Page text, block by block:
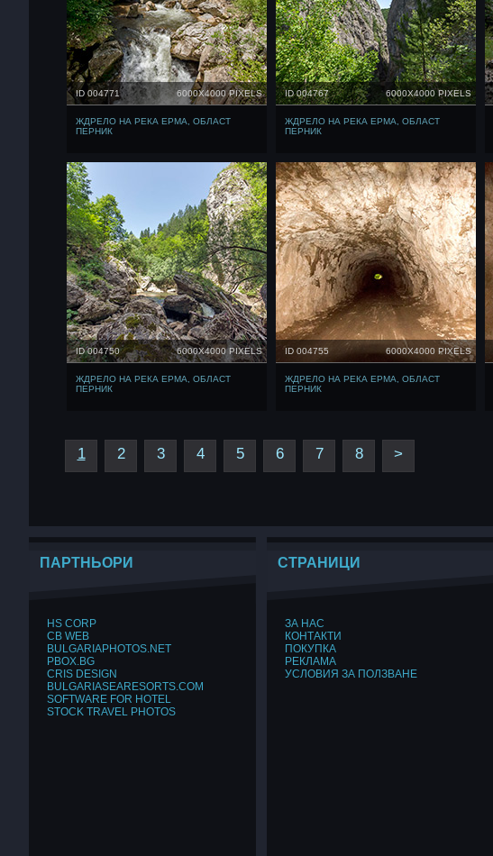
ID 004771 6000X4000 PIXELS
ЖДРЕЛО НА РЕКА ЕРМА, ОБЛАСТ
ПЕРНИК
ID 004767 6000X4000 PIXELS
ЖДРЕЛО НА РЕКА ЕРМА, ОБЛАСТ
ПЕРНИК
ID 004750 6000X4000 PIXELS
ЖДРЕЛО НА РЕКА ЕРМА, ОБЛАСТ
ПЕРНИК
ID 004755 6000X4000 PIXELS
ЖДРЕЛО НА РЕКА ЕРМА, ОБЛАСТ
ПЕРНИК
1 2 3 4 5 6 7 8 >
ПАРТНЬОРИ
HS CORP
CB WEB
BULGARIAPHOTOS.NET
PBOX.BG
CRIS DESIGN
BULGARIASEARESORTS.COM
SOFTWARE FOR HOTEL
STOCK TRAVEL PHOTOS
СТРАНИЦИ
ЗА НАС
КОНТАКТИ
ПОКУПКА
РЕКЛАМА
УСЛОВИЯ ЗА ПОЛЗВАНЕ